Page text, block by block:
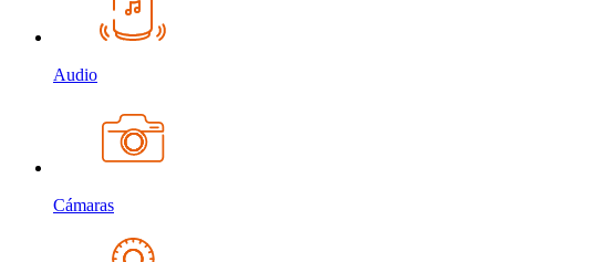
Audio
Cámaras